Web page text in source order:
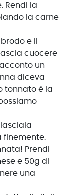
Rendi la
la carne
e il
cuocere
un
diceva
tonnato è la
lasciala
finemente.
Prendi
e 50g di
una